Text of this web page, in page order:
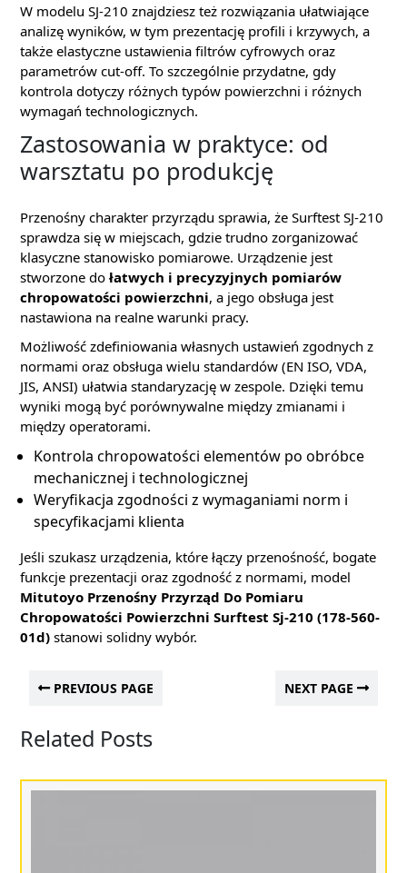
W modelu SJ-210 znajdziesz też rozwiązania ułatwiające
analizę wyników, w tym prezentację profili i krzywych, a
także elastyczne ustawienia filtrów cyfrowych oraz
parametrów cut-off. To szczególnie przydatne, gdy
kontrola dotyczy różnych typów powierzchni i różnych
wymagań technologicznych.
Zastosowania w praktyce: od
warsztatu po produkcję
Przenośny charakter przyrządu sprawia, że Surftest SJ-210
sprawdza się w miejscach, gdzie trudno zorganizować
klasyczne stanowisko pomiarowe. Urządzenie jest
stworzone do łatwych i precyzyjnych pomiarów
chropowatości powierzchni, a jego obsługa jest
nastawiona na realne warunki pracy.
Możliwość zdefiniowania własnych ustawień zgodnych z
normami oraz obsługa wielu standardów (EN ISO, VDA,
JIS, ANSI) ułatwia standaryzację w zespole. Dzięki temu
wyniki mogą być porównywalne między zmianami i
między operatorami.
Kontrola chropowatości elementów po obróbce
mechanicznej i technologicznej
Weryfikacja zgodności z wymaganiami norm i
specyfikacjami klienta
Jeśli szukasz urządzenia, które łączy przenośność, bogate
funkcje prezentacji oraz zgodność z normami, model
Mitutoyo Przenośny Przyrząd Do Pomiaru
Chropowatości Powierzchni Surftest Sj-210 (178-560-
01d) stanowi solidny wybór.
PREVIOUS PAGE NEXT PAGE
Related Posts